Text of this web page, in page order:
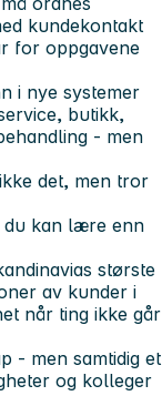
kundekontakt
for oppgavene
i nye systemer
butikk,
- men
det, men tror
du kan lære enn
største
av kunder i
når ting ikke går
- men samtidig et
og kolleger